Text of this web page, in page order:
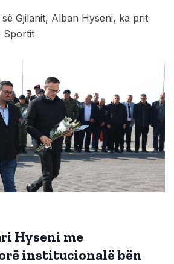
Gjilanit, Alban Hyseni, ka prit
Sportit
Hyseni me
institucionalë bën